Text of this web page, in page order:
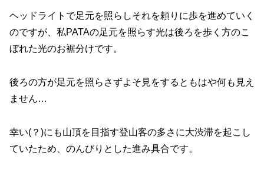
ヘッドライトで足元を照らしそれを頼りに歩を進めていく
のですが、私PATAの足元を照らす光は後ろを歩く方のこ
ぼれた光のお裾分けです。
後ろの方が足元を照らさずよそ見をするともはや何も見え
ません…
幸い(？)にも山頂を目指す登山客の多さに大渋滞を起こし
ていたため、のんびりとした進み具合です。